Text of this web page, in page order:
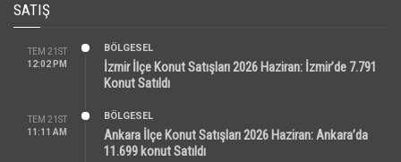
SATIŞ
TEM 21ST
12:02 PM
BÖLGESEL
İzmir İlçe Konut Satışları 2026 Haziran: İzmir’de 7.791
Konut Satıldı
TEM 21ST
11:11 AM
BÖLGESEL
Ankara İlçe Konut Satışları 2026 Haziran: Ankara’da
11.699 konut Satıldı